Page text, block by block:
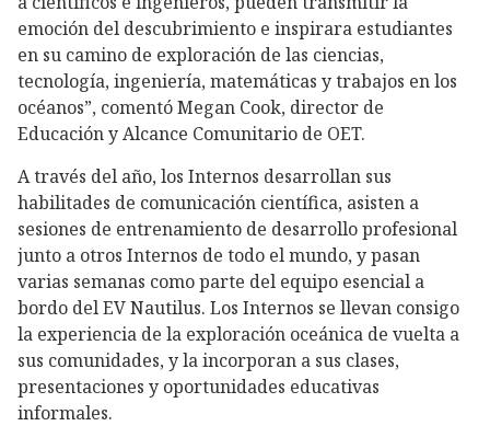
emoción del descubrimiento e inspirara estudiantes
en su camino de exploración de las ciencias,
tecnología, ingeniería, matemáticas y trabajos en los
océanos”, comentó Megan Cook, director de
Educación y Alcance Comunitario de OET.
A través del año, los Internos desarrollan sus
habilitades de comunicación científica, asisten a
sesiones de entrenamiento de desarrollo profesional
junto a otros Internos de todo el mundo, y pasan
varias semanas como parte del equipo esencial a
bordo del EV Nautilus. Los Internos se llevan consigo
la experiencia de la exploración oceánica de vuelta a
sus comunidades, y la incorporan a sus clases,
presentaciones y oportunidades educativas
informales.